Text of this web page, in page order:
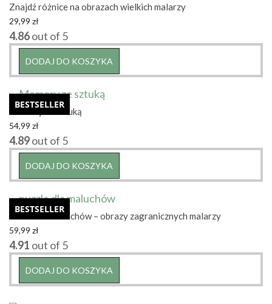
Znajdź różnice na obrazach wielkich malarzy
29,99 zł
4.86out of 5
DODAJ DO KOSZYKA
BESTSELLER
Memory ze sztuką
54,99 zł
4.89out of 5
DODAJ DO KOSZYKA
BESTSELLER
Puzzle dla maluchów – obrazy zagranicznych malarzy
59,99 zł
4.91 out of 5
DODAJ DO KOSZYKA